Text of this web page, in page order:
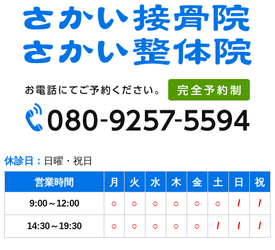
休診日： 日曜・祝日
営業時間
月 火 水 木 金 土 日 祝
9:00～12:00 ○ ○ ○ ○ ○ ○ / /
14:30～19:30 ○ ○ ○ ○ ○ / / /